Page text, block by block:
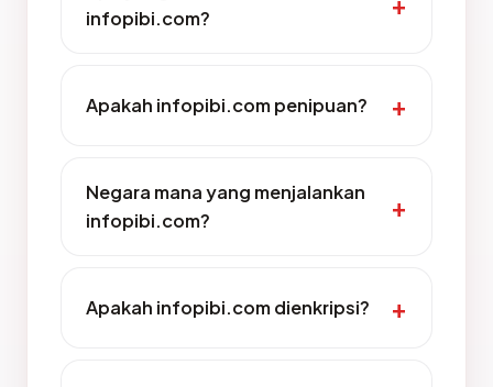
infopibi.com?
Apakah infopibi.com penipuan?
Negara mana yang menjalankan
infopibi.com?
Apakah infopibi.com dienkripsi?